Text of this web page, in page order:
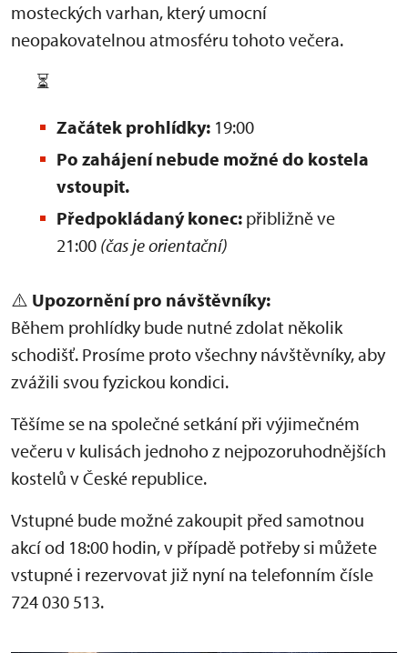
mosteckých varhan, který umocní
neopakovatelnou atmosféru tohoto večera.
⏳
Začátek prohlídky: 19:00
Po zahájení nebude možné do kostela
vstoupit.
Předpokládaný konec: přibližně ve
21:00 (čas je orientační)
⚠️ Upozornění pro návštěvníky:
Během prohlídky bude nutné zdolat několik
schodišť. Prosíme proto všechny návštěvníky, aby
zvážili svou fyzickou kondici.
Těšíme se na společné setkání při výjimečném
večeru v kulisách jednoho z nejpozoruhodnějších
kostelů v České republice.
Vstupné bude možné zakoupit před samotnou
akcí od 18:00 hodin, v případě potřeby si můžete
vstupné i rezervovat již nyní na telefonním čísle
724 030 513.